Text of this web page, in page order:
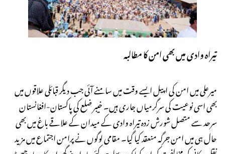
تیراہ وادی میں بھی امن کا مطالبہ
میرعلی میں امن کی اپیل ایسے وقت میں سامنے آئی جب دیگر قبائلی علاقوں میں
بھی اسی نوعیت کی سرگرمیاں جاری ہیں۔ خیبر ضلع کی پاکستان-افغانستان
سرحد سے متصل شورش زدہ تیراہ وادی کے میدان کے علاقے باغ میں بھی
حال ہی میں امن جرگہ منعقد کیا گیا۔ مقامی لوگوں نے پرامن اجتماع میں مزید